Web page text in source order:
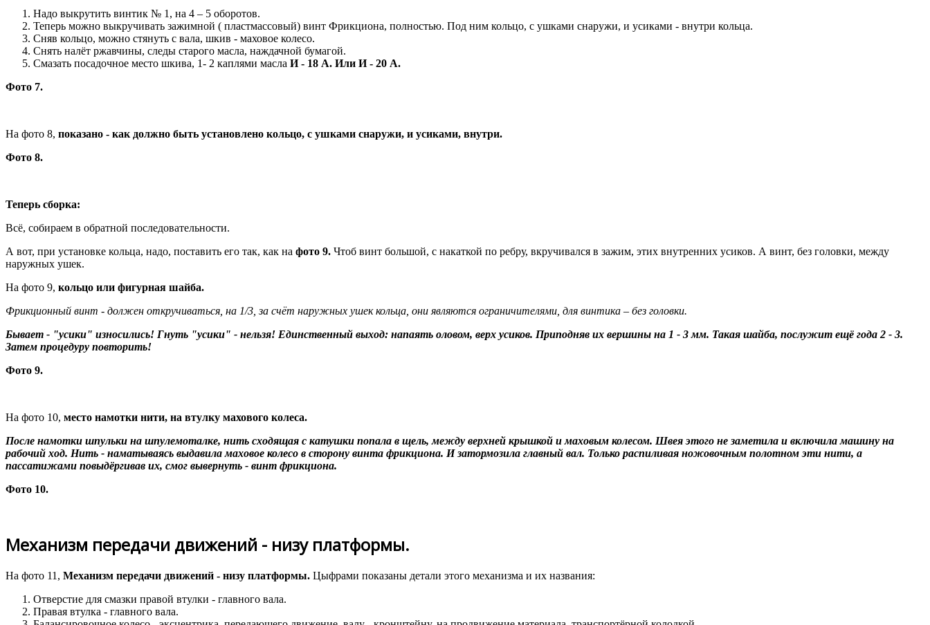
Надо выкрутить винтик № 1, на 4 – 5 оборотов.
Теперь можно выкручивать зажимной ( пластмассовый) винт Фрикциона, полностью. Под ним кольцо, с ушками снаружи, и усиками - внутри кольца.
Сняв кольцо, можно стянуть с вала, шкив - маховое колесо.
Снять налёт ржавчины, следы старого масла, наждачной бумагой.
Смазать посадочное место шкива, 1- 2 каплями масла И - 18 А. Или И - 20 А.
Фото 7.
На фото 8, показано - как должно быть установлено кольцо, с ушками снаружи, и усиками, внутри.
Фото 8.
Теперь сборка:
Всё, собираем в обратной последовательности.
А вот, при установке кольца, надо, поставить его так, как на фото 9. Чтоб винт большой, с накаткой по ребру, вкручивался в зажим, этих внутренних усиков. А винт, без головки, между
наружных ушек.
На фото 9, кольцо или фигурная шайба.
Фрикционный винт - должен откручиваться, на 1/3, за счёт наружных ушек кольца, они являются ограничителями, для винтика – без головки.
Бывает - "усики" износились! Гнуть "усики" - нельзя! Единственный выход: напаять оловом, верх усиков. Приподняв их вершины на 1 - 3 мм. Такая шайба, послужит ещё года 2 - 3.
Затем процедуру повторить!
Фото 9.
На фото 10, место намотки нити, на втулку махового колеса.
После намотки шпульки на шпулемоталке, нить сходящая с катушки попала в щель, между верхней крышкой и маховым колесом. Швея этого не заметила и включила машину на
рабочий ход. Нить - наматываясь выдавила маховое колесо в сторону винта фрикциона. И затормозила главный вал. Только распиливая ножовочным полотном эти нити, а
пассатижами повыдёргивав их, смог вывернуть - винт фрикциона.
Фото 10.
Механизм передачи движений - низу платформы.
На фото 11, Механизм передачи движений - низу платформы. Цыфрами показаны детали этого механизма и их названия:
Отверстие для смазки правой втулки - главного вала.
Правая втулка - главного вала.